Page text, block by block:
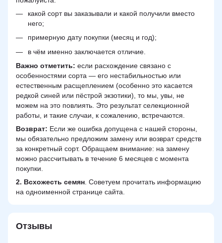
какой сорт вы заказывали и какой получили вместо
него;
примерную дату покупки (месяц и год);
в чём именно заключается отличие.
Важно отметить: если расхождение связано с
особенностями сорта — его нестабильностью или
естественным расщеплением (особенно это касается
редкой синей или пёстрой экзотики), то мы, увы, не
можем на это повлиять. Это результат селекционной
работы, и такие случаи, к сожалению, встречаются.
Возврат: Если же ошибка допущена с нашей стороны,
мы обязательно предложим замену или возврат средств
за конкретный сорт. Обращаем внимание: на замену
можно рассчитывать в течение 6 месяцев с момента
покупки.
2. Всхожесть семян . Советуем прочитать информацию
на одноименной странице сайта.
Отзывы